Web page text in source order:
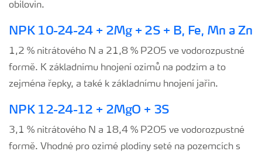
obilovin.
NPK 10-24-24 + 2Mg + 2S + B, Fe, Mn a Zn
1,2 % nitrátového N a 21,8 % P2O5 ve vodorozpustné
formě. K základnímu hnojení ozimů na podzim a to
zejména řepky, a také k základnímu hnojení jařin.
NPK 12-24-12 + 2MgO + 3S
3,1 % nitrátového N a 18,4 % P2O5 ve vodorozpustné
formě. Vhodné pro ozimé plodiny seté na pozemcích s